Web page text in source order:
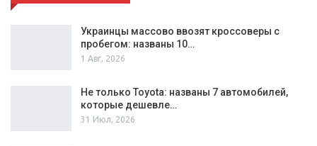
Украинцы массово ввозят кроссоверы с
пробегом: названы 10…
1 Авг, 2026
Не только Toyota: названы 7 автомобилей,
которые дешевле…
31 Июл, 2026